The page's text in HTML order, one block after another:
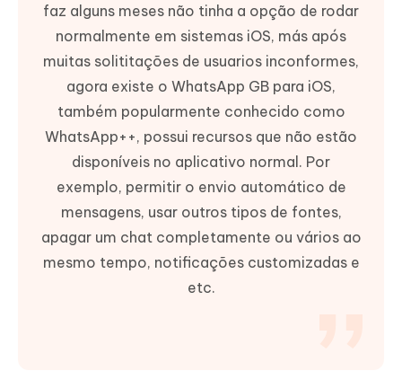
faz alguns meses não tinha a opção de rodar
normalmente em sistemas iOS, más após
muitas solititações de usuarios inconformes,
agora existe o WhatsApp GB para iOS,
também popularmente conhecido como
WhatsApp++, possui recursos que não estão
disponíveis no aplicativo normal. Por
exemplo, permitir o envio automático de
mensagens, usar outros tipos de fontes,
apagar um chat completamente ou vários ao
mesmo tempo, notificações customizadas e
etc.